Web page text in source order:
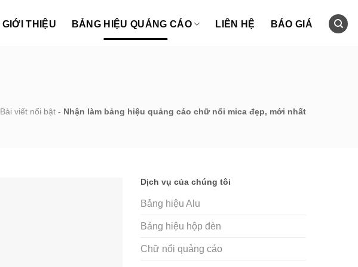
GIỚI THIỆU BẢNG HIỆU QUẢNG CÁO LIÊN HỆ BÁO GIÁ
Bài viết nổi bật - Nhận làm bảng hiệu quảng cáo chữ nổi mica đẹp, mới nhất
Dịch vụ của chúng tôi
Bảng hiệu Alu
Bảng hiệu hộp đèn
Chữ nổi quảng cáo